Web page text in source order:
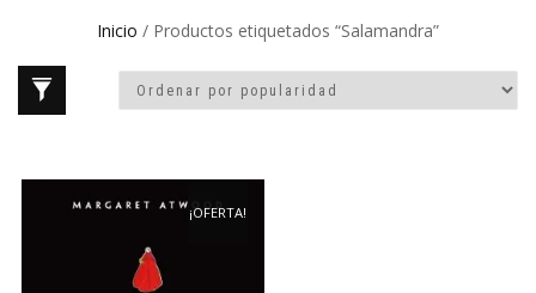
Inicio / Productos etiquetados “Salamandra”
¡OFERTA!